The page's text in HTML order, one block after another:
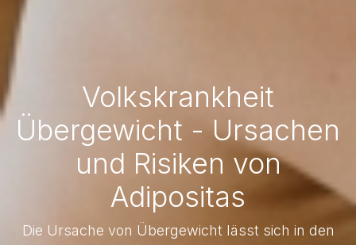
Volkskrankheit
Übergewicht - Ursachen
und Risiken von
Adipositas
Die Ursache von Übergewicht lässt sich in den